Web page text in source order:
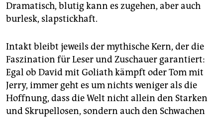
genossenschaft
Dramatisch, blutig kann es zugehen, aber auch
burlesk, slapstickhaft.
Intakt bleibt jeweils der mythische Kern, der die
Faszination für Leser und Zuschauer garantiert:
Egal ob David mit Goliath kämpft oder Tom mit
Jerry, immer geht es um nichts weniger als die
Hoffnung, dass die Welt nicht allein den Starken
und Skrupellosen, sondern auch den Schwachen